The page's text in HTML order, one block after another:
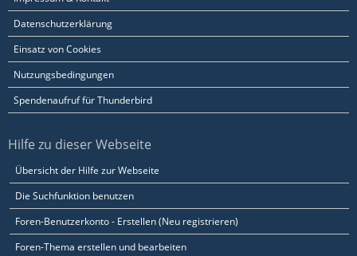
Datenschutzerklärung
Einsatz von Cookies
Nutzungsbedingungen
Spendenaufruf für Thunderbird
Hilfe zu dieser Webseite
Übersicht der Hilfe zur Webseite
Die Suchfunktion benutzen
Foren-Benutzerkonto - Erstellen (Neu registrieren)
Foren-Thema erstellen und bearbeiten